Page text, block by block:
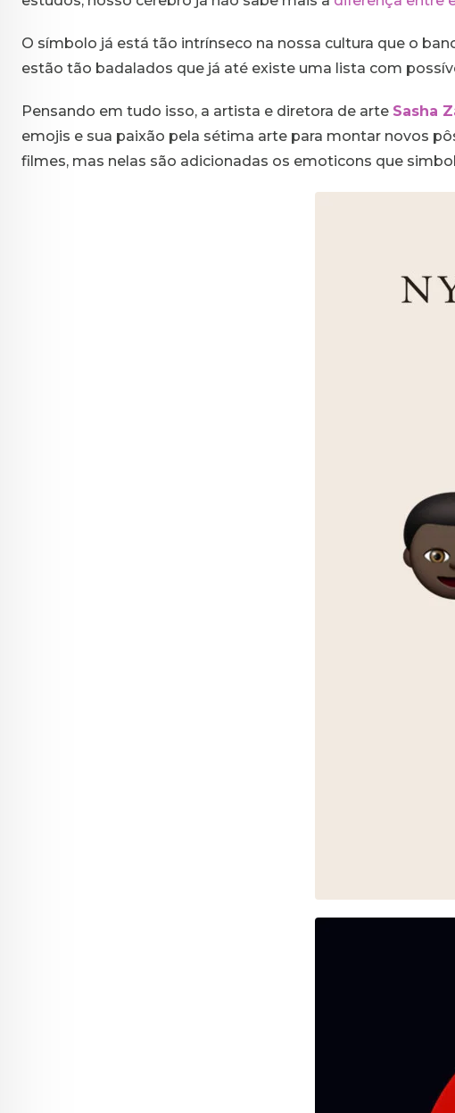
O símbolo já está tão intrínseco na nossa cultura que o
estão tão badalados que já até existe uma lista com
Pensando em tudo isso, a artista e diretora de arte Sasha
emojis e sua paixão pela sétima arte para montar novos
filmes, mas nelas são adicionadas os emoticons que